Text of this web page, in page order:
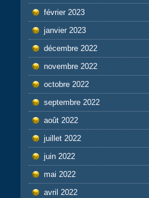
février 2023
janvier 2023
décembre 2022
novembre 2022
octobre 2022
septembre 2022
août 2022
juillet 2022
juin 2022
mai 2022
avril 2022